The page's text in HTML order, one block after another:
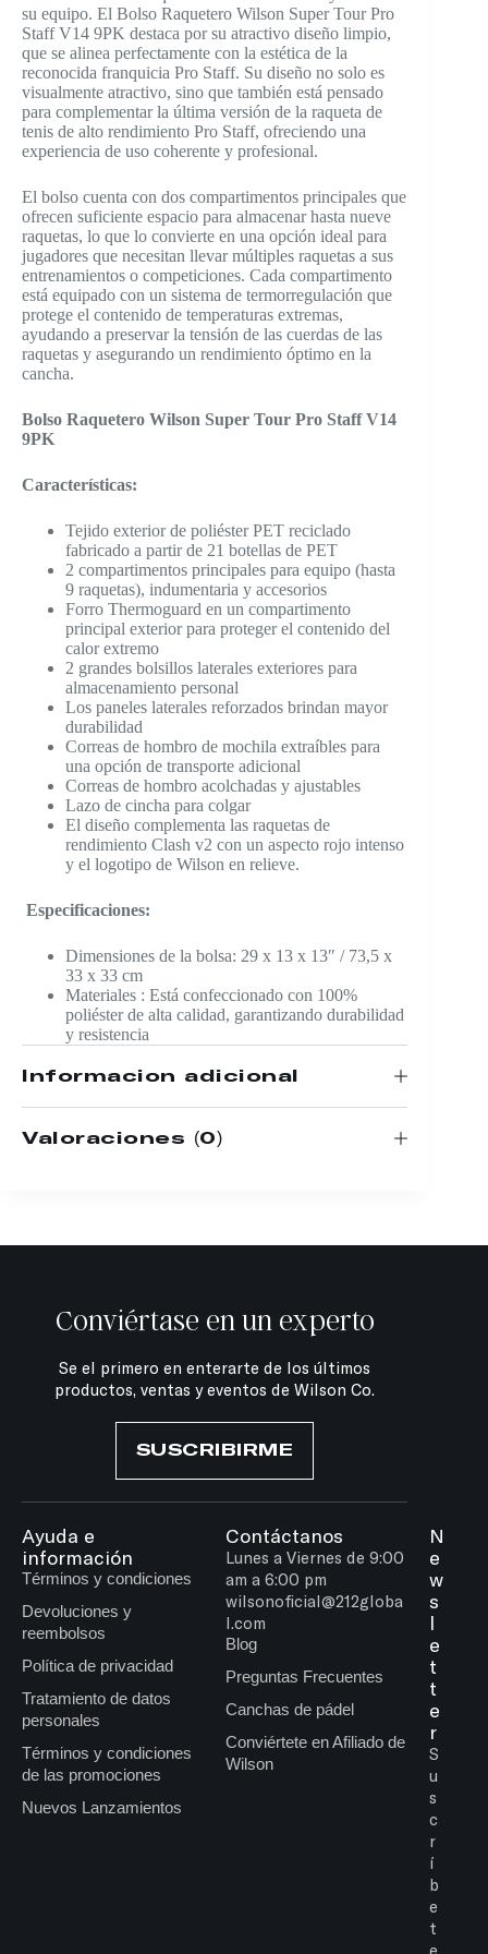
su equipo. El Bolso Raquetero Wilson Super Tour Pro
Staff V14 9PK destaca por su atractivo diseño limpio,
que se alinea perfectamente con la estética de la
reconocida franquicia Pro Staff. Su diseño no solo es
visualmente atractivo, sino que también está pensado
para complementar la última versión de la raqueta de
tenis de alto rendimiento Pro Staff, ofreciendo una
experiencia de uso coherente y profesional.
El bolso cuenta con dos compartimentos principales que
ofrecen suficiente espacio para almacenar hasta nueve
raquetas, lo que lo convierte en una opción ideal para
jugadores que necesitan llevar múltiples raquetas a sus
entrenamientos o competiciones. Cada compartimento
está equipado con un sistema de termorregulación que
protege el contenido de temperaturas extremas,
ayudando a preservar la tensión de las cuerdas de las
raquetas y asegurando un rendimiento óptimo en la
cancha.
Bolso Raquetero Wilson Super Tour Pro Staff V14
9PK
Características:
Tejido exterior de poliéster PET reciclado
fabricado a partir de 21 botellas de PET
2 compartimentos principales para equipo (hasta
9 raquetas), indumentaria y accesorios
Forro Thermoguard en un compartimento
principal exterior para proteger el contenido del
calor extremo
2 grandes bolsillos laterales exteriores para
almacenamiento personal
Los paneles laterales reforzados brindan mayor
durabilidad
Correas de hombro de mochila extraíbles para
una opción de transporte adicional
Correas de hombro acolchadas y ajustables
Lazo de cincha para colgar
El diseño complementa las raquetas de
rendimiento Clash v2 con un aspecto rojo intenso
y el logotipo de Wilson en relieve.
​Especificaciones:
Dimensiones de la bolsa: 29 x 13 x 13″ / 73,5 x
33 x 33 cm
Materiales : Está confeccionado con 100%
poliéster de alta calidad, garantizando durabilidad
y resistencia
Información adicional
Valoraciones (0)
Conviértase en un experto
Se el primero en enterarte de los últimos
productos, ventas y eventos de Wilson Co.
SUSCRIBIRME
Ayuda e
información
Términos y condiciones
Devoluciones y
reembolsos
Política de privacidad
Tratamiento de datos
personales
Términos y condiciones
de las promociones
Nuevos Lanzamientos
Contáctanos
Lunes a Viernes de 9:00
am a 6:00 pm
wilsonoficial@212globa
l.com
Blog
Preguntas Frecuentes
Canchas de pádel
Conviértete en Afiliado de
Wilson
N
e
w
s
l
e
t
t
e
r
S
u
s
c
r
í
b
e
t
e